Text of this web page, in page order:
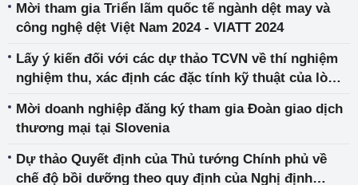
07/5/2009
Mời tham gia Triển lãm quốc tế ngành dệt may và
công nghệ dệt Việt Nam 2024 - VIATT 2024
Lấy ý kiến đối với các dự thảo TCVN về thí nghiệm
nghiệm thu, xác định các đặc tính kỹ thuật của lò
Mời doanh nghiệp đăng ký tham gia Đoàn giao dịch
thương mại tại Slovenia
Dự thảo Quyết định của Thủ tướng Chính phủ về
chế độ bồi dưỡng theo quy định của Nghị định